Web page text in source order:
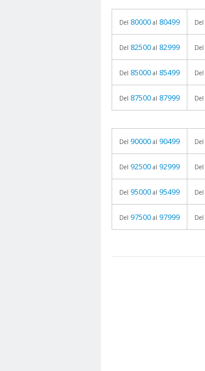
Del 80000 al 80499 Del
Del 82500 al 82999 Del
Del 85000 al 85499 Del
Del 87500 al 87999 Del
Del 90000 al 90499 Del
Del 92500 al 92999 Del
Del 95000 al 95499 Del
Del 97500 al 97999 Del